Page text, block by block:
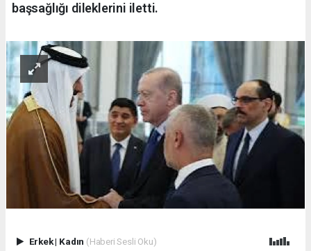
başsağlığı dileklerini iletti.
Erkek| Kadın (Haberi Sesli Oku)